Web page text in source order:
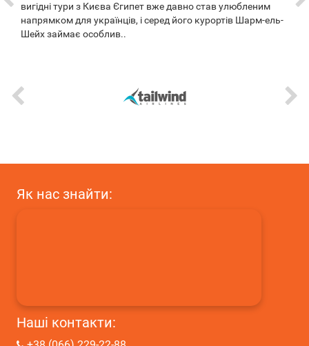
вигідні тури з Києва Єгипет вже давно став улюбленим
напрямком для українців, і серед його курортів Шарм-ель-
Шейх займає особлив..
Як нас знайти:
Наші контакти: